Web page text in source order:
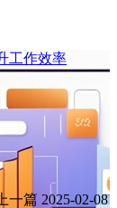
工作效率
一篇 2025-02-08